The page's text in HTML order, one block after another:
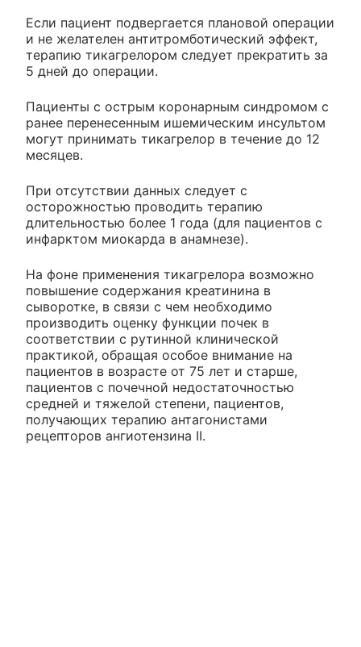
Если пациент подвергается плановой операции
и не желателен антитромботический эффект,
терапию тикагрелором следует прекратить за
5 дней до операции.
Пациенты с острым коронарным синдромом с
ранее перенесенным ишемическим инсультом
могут принимать тикагрелор в течение до 12
месяцев.
При отсутствии данных следует с
осторожностью проводить терапию
длительностью более 1 года (для пациентов с
инфарктом миокарда в анамнезе).
На фоне применения тикагрелора возможно
повышение содержания креатинина в
сыворотке, в связи с чем необходимо
производить оценку функции почек в
соответствии с рутинной клинической
практикой, обращая особое внимание на
пациентов в возрасте от 75 лет и старше,
пациентов с почечной недостаточностью
средней и тяжелой степени, пациентов,
получающих терапию антагонистами
рецепторов ангиотензина II.